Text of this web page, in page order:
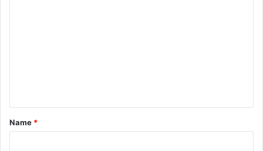
t
*
Name *